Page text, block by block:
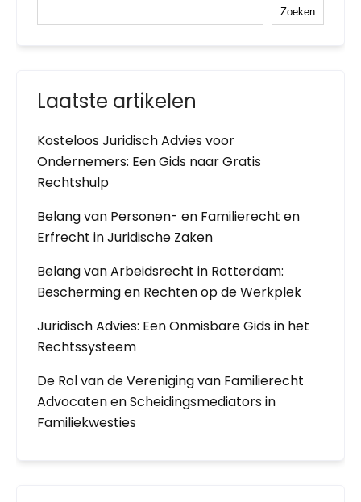
Zoeken
Laatste artikelen
Kosteloos Juridisch Advies voor
Ondernemers: Een Gids naar Gratis
Rechtshulp
Belang van Personen- en Familierecht en
Erfrecht in Juridische Zaken
Belang van Arbeidsrecht in Rotterdam:
Bescherming en Rechten op de Werkplek
Juridisch Advies: Een Onmisbare Gids in het
Rechtssysteem
De Rol van de Vereniging van Familierecht
Advocaten en Scheidingsmediators in
Familiekwesties